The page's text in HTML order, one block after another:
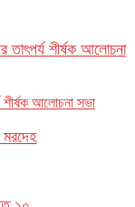
শীর্ষক আলোচনা সভা